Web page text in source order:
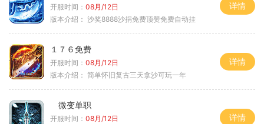
开服时间： 08月/12日
版本介绍： 沙奖8888沙捐免费顶赞免费自动挂
详情
１７６免费
开服时间： 08月/12日
版本介绍： 简单怀旧复古三天拿沙可玩一年
详情
微变单职
开服时间： 08月/12日
详情